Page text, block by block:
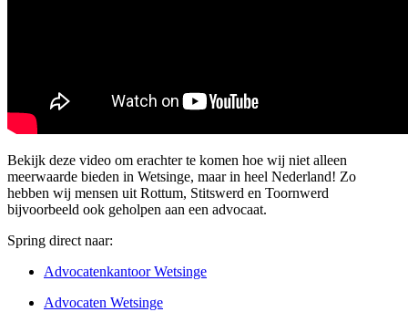
Bekijk deze video om erachter te komen hoe wij niet alleen
meerwaarde bieden in Wetsinge, maar in heel Nederland! Zo
hebben wij mensen uit Rottum, Stitswerd en Toornwerd
bijvoorbeeld ook geholpen aan een advocaat.
Spring direct naar:
Advocatenkantoor Wetsinge
Advocaten Wetsinge